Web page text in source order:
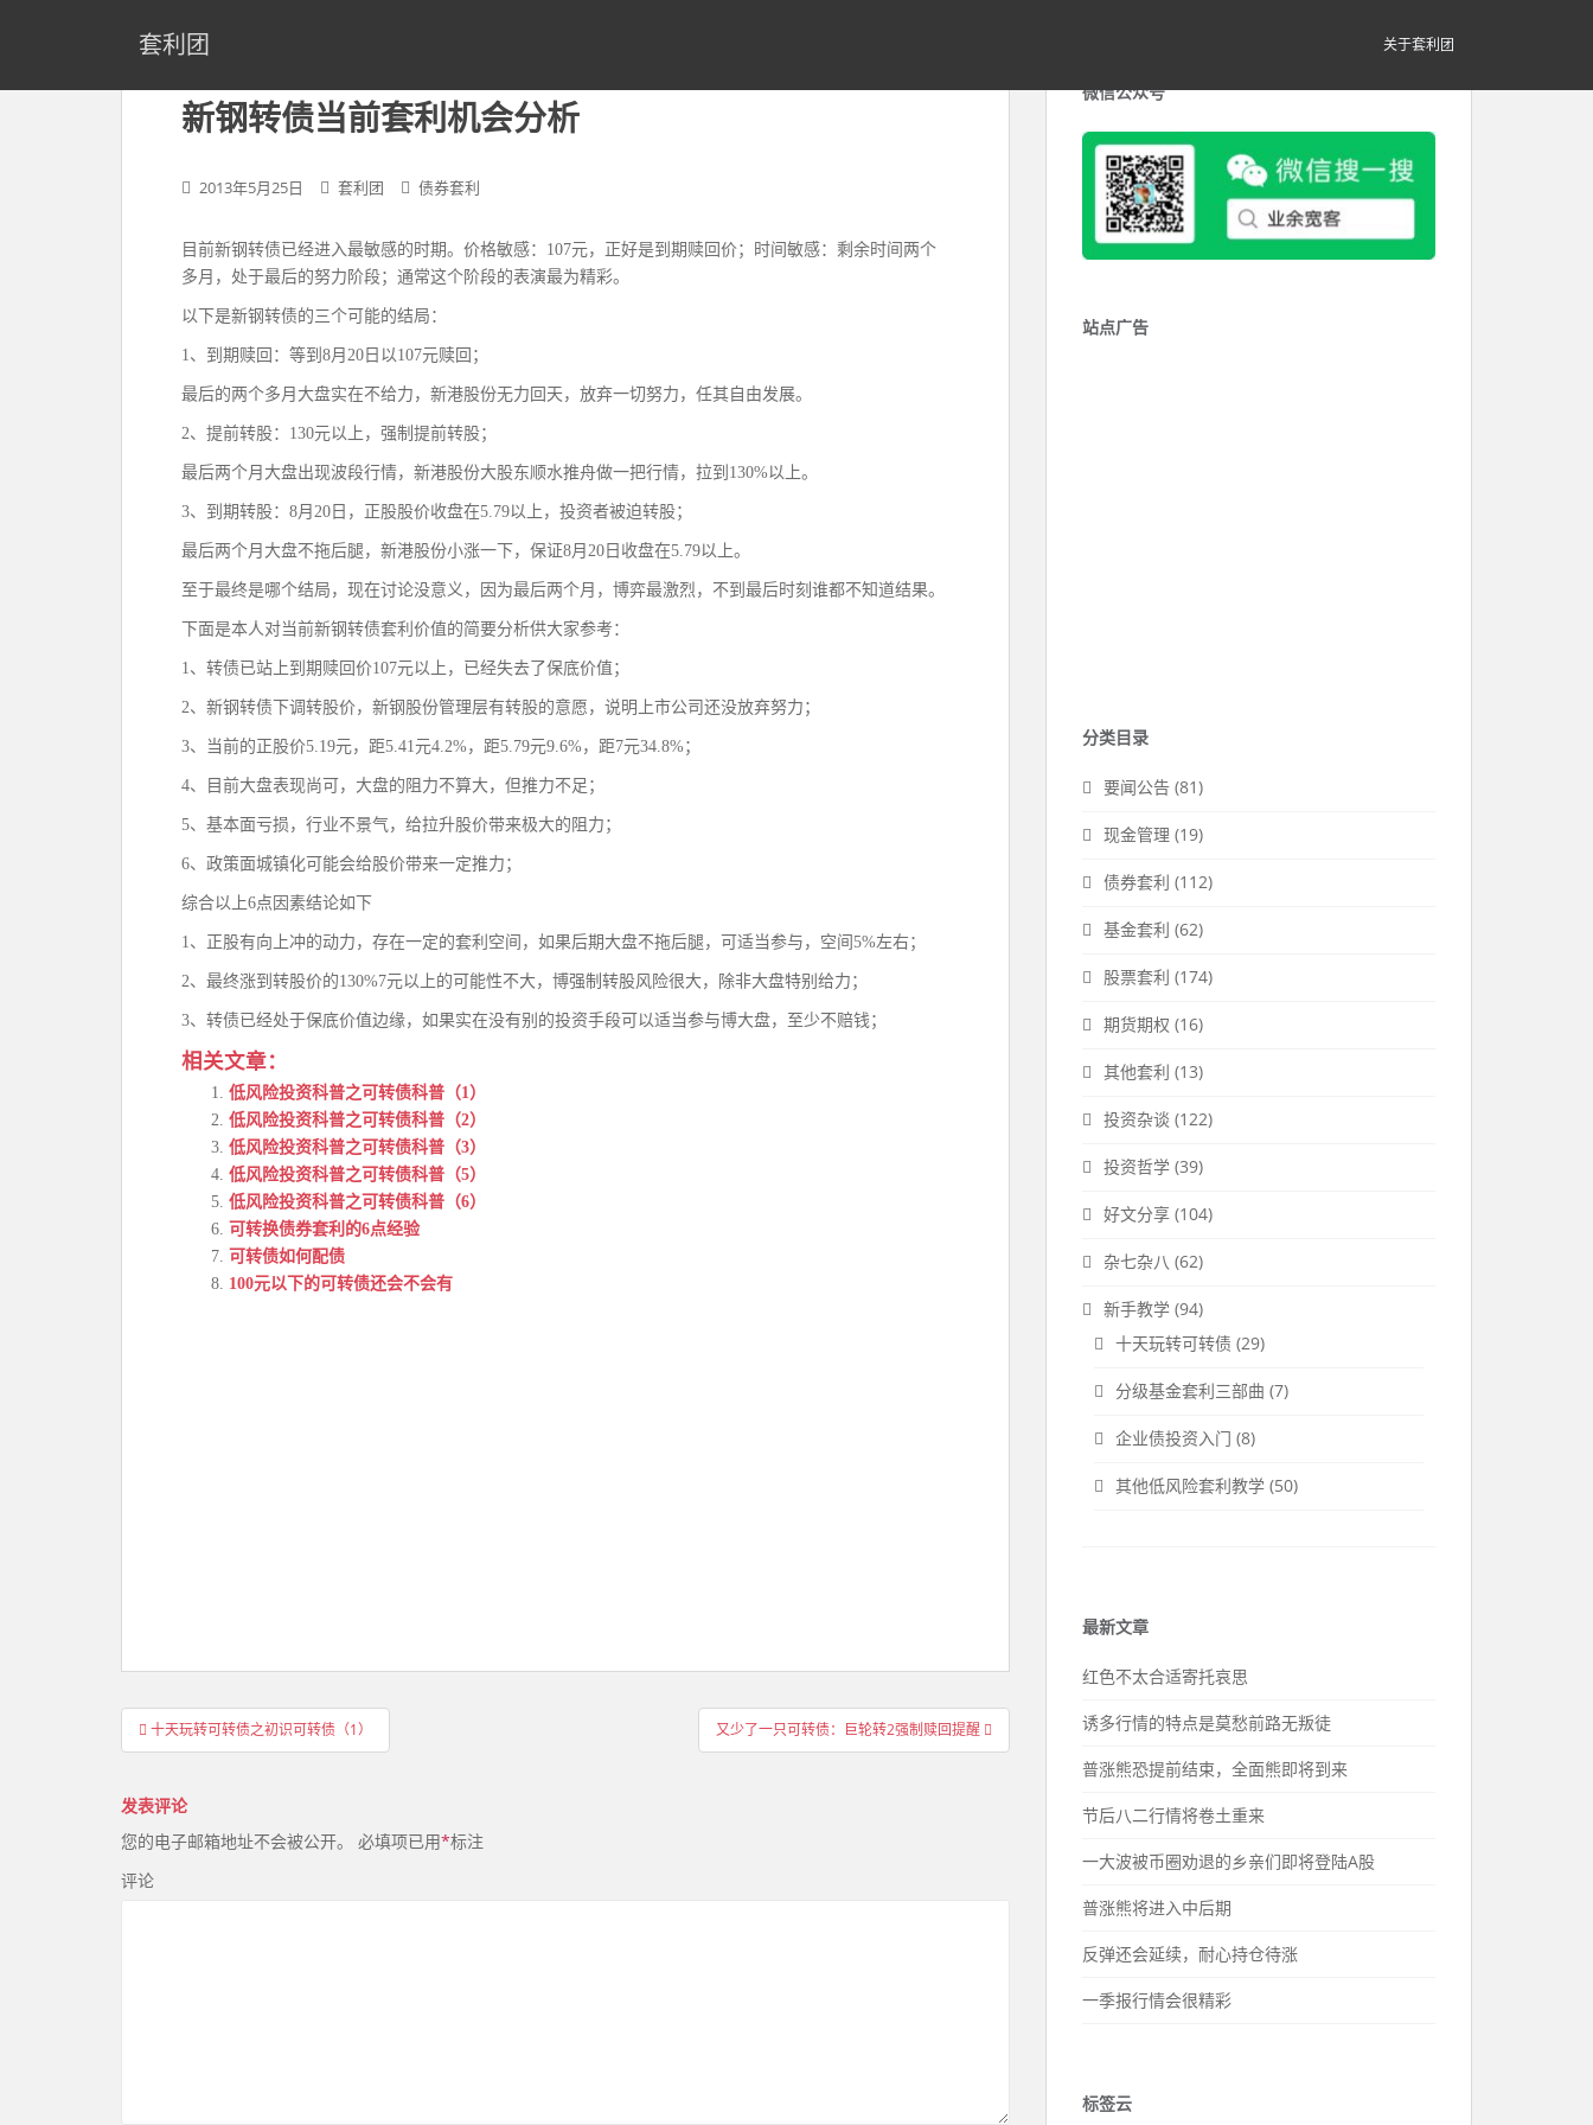
p
套利团 关于套利团
新钢转债当前套利机会分析
2013年5月25日 套利团 债券套利
目前新钢转债已经进入最敏感的时期。价格敏感：107元，正好是到期赎回价；时间敏感：剩余时间两个
多月，处于最后的努力阶段；通常这个阶段的表演最为精彩。
以下是新钢转债的三个可能的结局：
1、到期赎回：等到8月20日以107元赎回；
最后的两个多月大盘实在不给力，新港股份无力回天，放弃一切努力，任其自由发展。
2、提前转股：130元以上，强制提前转股；
最后两个月大盘出现波段行情，新港股份大股东顺水推舟做一把行情，拉到130%以上。
3、到期转股：8月20日，正股股价收盘在5.79以上，投资者被迫转股；
最后两个月大盘不拖后腿，新港股份小涨一下，保证8月20日收盘在5.79以上。
至于最终是哪个结局，现在讨论没意义，因为最后两个月，博弈最激烈，不到最后时刻谁都不知道结果。
下面是本人对当前新钢转债套利价值的简要分析供大家参考：
1、转债已站上到期赎回价107元以上，已经失去了保底价值；
2、新钢转债下调转股价，新钢股份管理层有转股的意愿，说明上市公司还没放弃努力；
3、当前的正股价5.19元，距5.41元4.2%，距5.79元9.6%，距7元34.8%；
4、目前大盘表现尚可，大盘的阻力不算大，但推力不足；
5、基本面亏损，行业不景气，给拉升股价带来极大的阻力；
6、政策面城镇化可能会给股价带来一定推力；
综合以上6点因素结论如下
1、正股有向上冲的动力，存在一定的套利空间，如果后期大盘不拖后腿，可适当参与，空间5%左右；
2、最终涨到转股价的130%7元以上的可能性不大，博强制转股风险很大，除非大盘特别给力；
3、转债已经处于保底价值边缘，如果实在没有别的投资手段可以适当参与博大盘，至少不赔钱；
相关文章：
低风险投资科普之可转债科普（1）
低风险投资科普之可转债科普（2）
低风险投资科普之可转债科普（3）
低风险投资科普之可转债科普（5）
低风险投资科普之可转债科普（6）
可转换债券套利的6点经验
可转债如何配债
100元以下的可转债还会不会有
文
章
航
十天玩转可转债之初识可转债（1） 又少了一只可转债：巨轮转2强制赎回提醒
发表评论
您的电子邮箱地址不会被公开。 必填项已用*标注
评论
微信公众号
站点广告
分类目录
要闻公告 (81)
现金管理 (19)
债券套利 (112)
基金套利 (62)
股票套利 (174)
期货期权 (16)
其他套利 (13)
投资杂谈 (122)
投资哲学 (39)
好文分享 (104)
杂七杂八 (62)
新手教学 (94)
十天玩转可转债 (29)
分级基金套利三部曲 (7)
企业债投资入门 (8)
其他低风险套利教学 (50)
最新文章
红色不太合适寄托哀思
诱多行情的特点是莫愁前路无叛徒
普涨熊恐提前结束，全面熊即将到来
节后八二行情将卷土重来
一大波被币圈劝退的乡亲们即将登陆A股
普涨熊将进入中后期
反弹还会延续，耐心持仓待涨
一季报行情会很精彩
标签云